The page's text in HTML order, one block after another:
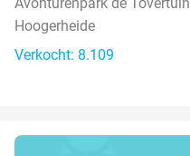
Hoogerheide
Verkocht: 8.109